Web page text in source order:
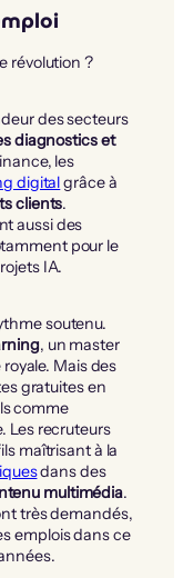
révolution ?
des secteurs
diagnostics et
les
digitalgrâce à
clients.
aussi des
pour le
IA.
soutenu.
, un master
Mais des
gratuites en
comme
Les recruteurs
maîtrisant à la
dans des
multimédia.
très demandés,
emplois dans ce